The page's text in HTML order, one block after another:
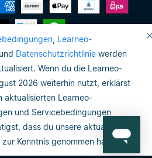
, Learneo-
und Datenschutzrichtlinie werden
Wenn du die Learneo-
2026 weiterhin nutzt, erklärst
aktualisierten Learneo-
und Servicebedingungen
dass du unsere aktualisierte
Kenntnis genommen hast.
Impressum
share my personal info